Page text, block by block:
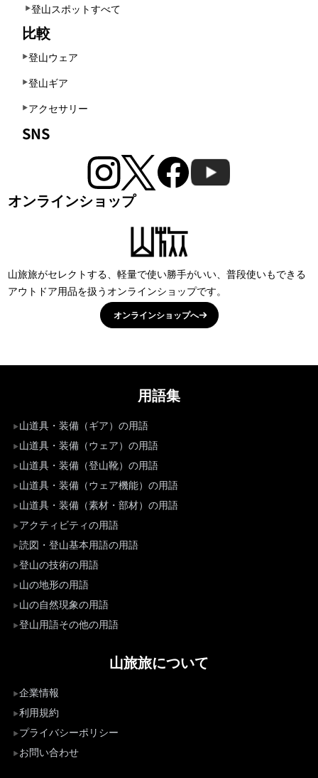
登山スポットすべて
比較
登山ウェア
登山ギア
アクセサリー
SNS
オンラインショップ
山旅旅がセレクトする、軽量で使い勝手がいい、普段使いもできる
アウトドア用品を扱うオンラインショップです。
オンラインショップへ
用語集
山道具・装備（ギア）の用語
山道具・装備（ウェア）の用語
山道具・装備（登山靴）の用語
山道具・装備（ウェア機能）の用語
山道具・装備（素材・部材）の用語
アクティビティの用語
読図・登山基本用語の用語
登山の技術の用語
山の地形の用語
山の自然現象の用語
登山用語その他の用語
山旅旅について
企業情報
利用規約
プライバシーポリシー
お問い合わせ